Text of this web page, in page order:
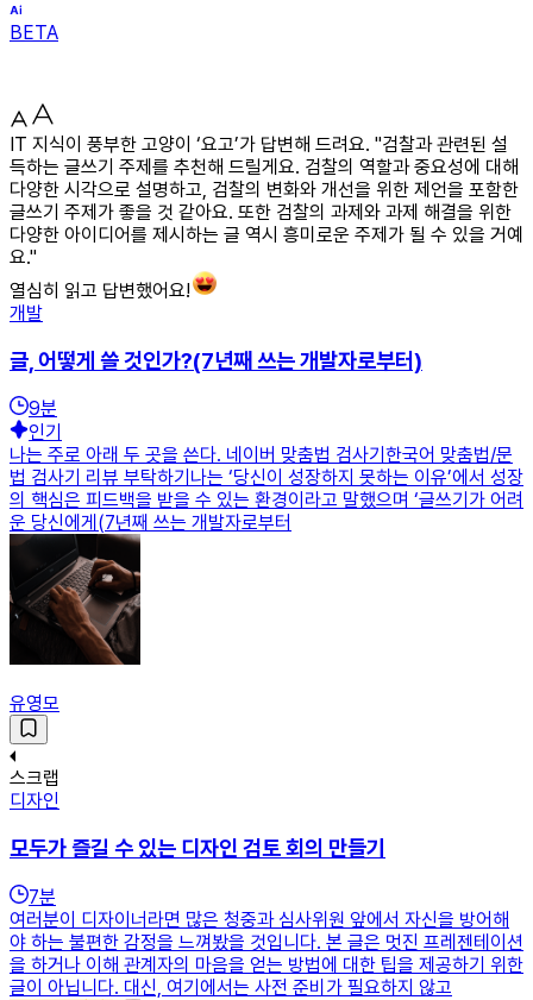
BETA
IT 지식이 풍부한 고양이 ‘요고’가 답변해 드려요. "검찰과 관련된 설
득하는 글쓰기 주제를 추천해 드릴게요. 검찰의 역할과 중요성에 대해
다양한 시각으로 설명하고, 검찰의 변화와 개선을 위한 제언을 포함한
글쓰기 주제가 좋을 것 같아요. 또한 검찰의 과제와 과제 해결을 위한
다양한 아이디어를 제시하는 글 역시 흥미로운 주제가 될 수 있을 거예
요."
열심히 읽고 답변했어요!
개발
글, 어떻게 쓸 것인가?(7년째 쓰는 개발자로부터)
9분
인기
나는 주로 아래 두 곳을 쓴다. 네이버 맞춤법 검사기한국어 맞춤법/문
법 검사기 리뷰 부탁하기나는 ‘당신이 성장하지 못하는 이유’에서 성장
의 핵심은 피드백을 받을 수 있는 환경이라고 말했으며 ‘글쓰기가 어려
운 당신에게(7년째 쓰는 개발자로부터
유영모
스크랩
디자인
모두가 즐길 수 있는 디자인 검토 회의 만들기
7분
여러분이 디자이너라면 많은 청중과 심사위원 앞에서 자신을 방어해
야 하는 불편한 감정을 느껴봤을 것입니다. 본 글은 멋진 프레젠테이션
을 하거나 이해 관계자의 마음을 얻는 방법에 대한 팁을 제공하기 위한
글이 아닙니다. 대신, 여기에서는 사전 준비가 필요하지 않고